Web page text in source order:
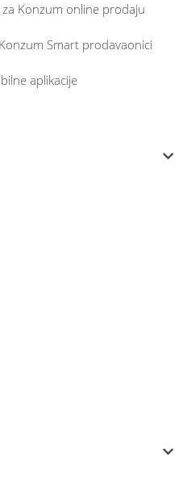
Konzum online prodaju
Smart prodavaonici
aplikacije